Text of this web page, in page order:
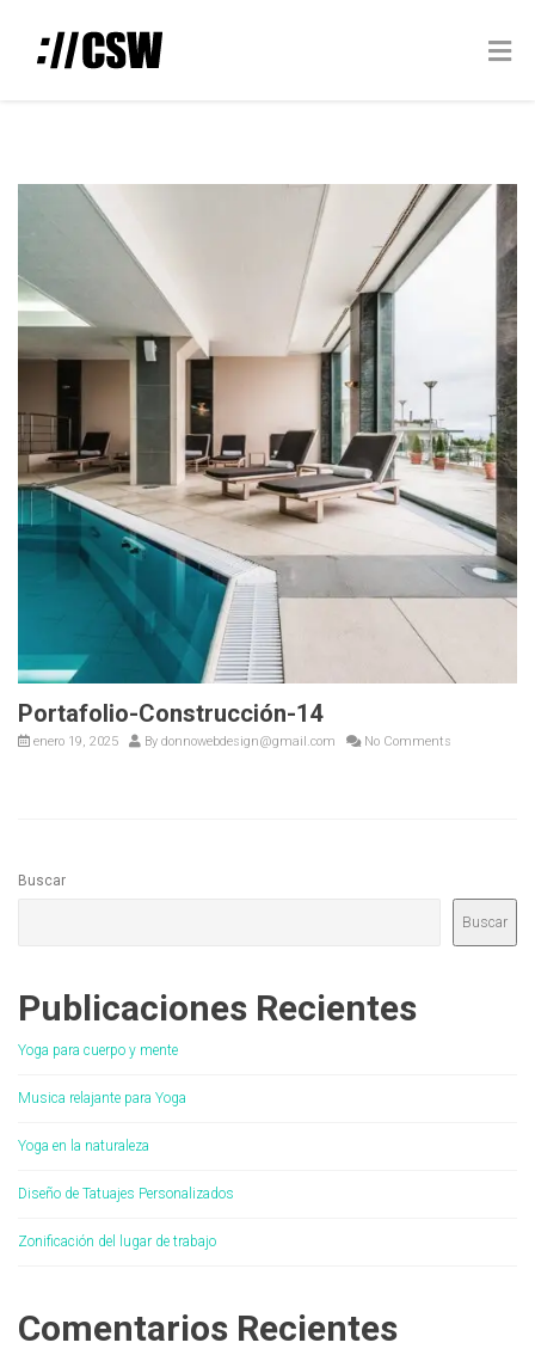
Portafolio-Construcción-14
enero 19, 2025 By donnowebdesign@gmail.com No Comments
Buscar
Buscar
Publicaciones Recientes
Yoga para cuerpo y mente
Musica relajante para Yoga
Yoga en la naturaleza
Diseño de Tatuajes Personalizados
Zonificación del lugar de trabajo
Comentarios Recientes